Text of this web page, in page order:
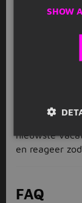
Heb je een
krijgt door
Voeg een
), schrijf
je sollicitatie
nog in de
natuurlijk
nieuwste
en reageer
FAQ
SHOW